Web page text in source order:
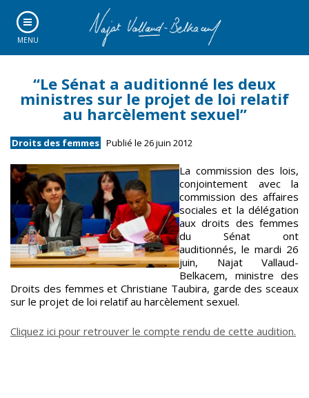
MENU
“Le Sénat a auditionné les deux
ministres sur le projet de loi relatif
au harcèlement sexuel”
Droits des femmes Publié le 26 juin 2012
La commission des lois,
conjointement avec la
commission des affaires
sociales et la délégation
aux droits des femmes
du Sénat ont
auditionnés, le mardi 26
juin, Najat Vallaud-
Belkacem, ministre des
Droits des femmes et Christiane Taubira, garde des sceaux
sur le projet de loi relatif au harcèlement sexuel.
Cliquez ici pour retrouver le compte rendu de cette audition.